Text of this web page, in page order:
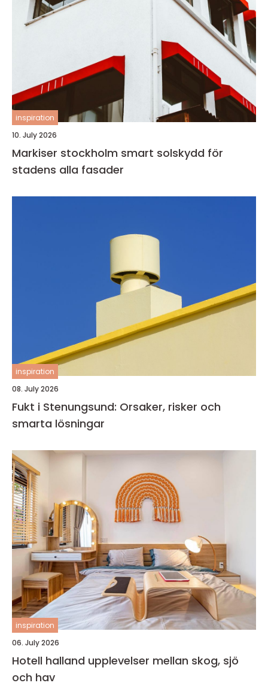
inspiration
10. July 2026
Markiser stockholm smart solskydd för
stadens alla fasader
inspiration
08. July 2026
Fukt i Stenungsund: Orsaker, risker och
smarta lösningar
inspiration
06. July 2026
Hotell halland upplevelser mellan skog, sjö
och hav